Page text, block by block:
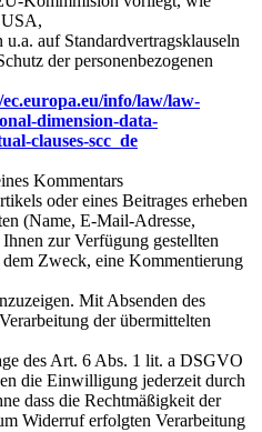
auf Standardvertragsklauseln
der personenbezogenen
info/law/law-
dimension-data-
clauses-scc_de
Kommentars
oder eines Beitrages erheben
(Name, E-Mail-Adresse,
zur Verfügung gestellten
Zweck, eine Kommentierung
Mit Absenden des
der übermittelten
des Art. 6 Abs. 1 lit. a DSGVO
die Einwilligung jederzeit durch
dass die Rechtmäßigkeit der
Widerruf erfolgten Verarbeitung